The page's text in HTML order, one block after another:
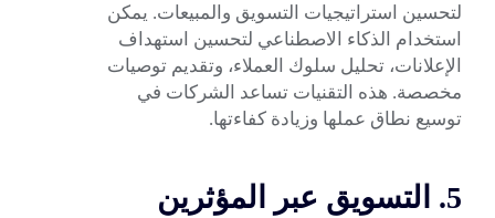
لتحسين استراتيجيات التسويق والمبيعات. يمكن
استخدام الذكاء الاصطناعي لتحسين استهداف
الإعلانات، تحليل سلوك العملاء، وتقديم توصيات
مخصصة. هذه التقنيات تساعد الشركات في
توسيع نطاق عملها وزيادة كفاءتها.
5. التسويق عبر المؤثرين